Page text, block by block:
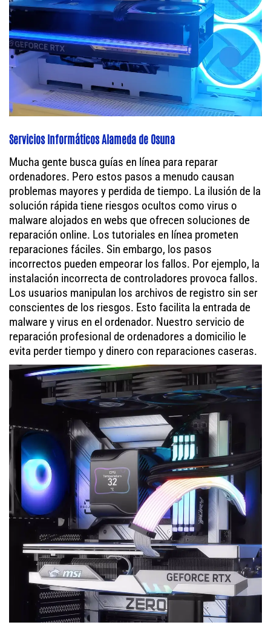
Servicios Informáticos Alameda de Osuna
Mucha gente busca guías en línea para reparar
ordenadores. Pero estos pasos a menudo causan
problemas mayores y perdida de tiempo. La ilusión de la
solución rápida tiene riesgos ocultos como virus o
malware alojados en webs que ofrecen soluciones de
reparación online. Los tutoriales en línea prometen
reparaciones fáciles. Sin embargo, los pasos
incorrectos pueden empeorar los fallos. Por ejemplo, la
instalación incorrecta de controladores provoca fallos.
Los usuarios manipulan los archivos de registro sin ser
conscientes de los riesgos. Esto facilita la entrada de
malware y virus en el ordenador. Nuestro servicio de
reparación profesional de ordenadores a domicilio le
evita perder tiempo y dinero con reparaciones caseras.